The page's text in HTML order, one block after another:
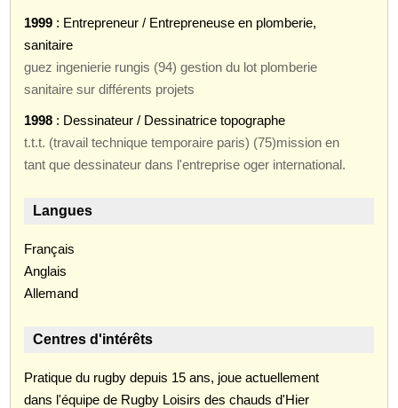
1999 : Entrepreneur / Entrepreneuse en plomberie,
sanitaire
guez ingenierie rungis (94) gestion du lot plomberie
sanitaire sur différents projets
1998 : Dessinateur / Dessinatrice topographe
t.t.t. (travail technique temporaire paris) (75)mission en
tant que dessinateur dans l'entreprise oger international.
Langues
Français
Anglais
Allemand
Centres d'intérêts
Pratique du rugby depuis 15 ans, joue actuellement
dans l'équipe de Rugby Loisirs des chauds d'Hier